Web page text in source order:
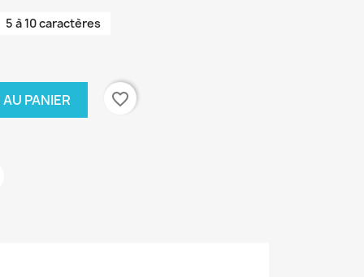
5 à 10 caractères
PANIER favorite_border